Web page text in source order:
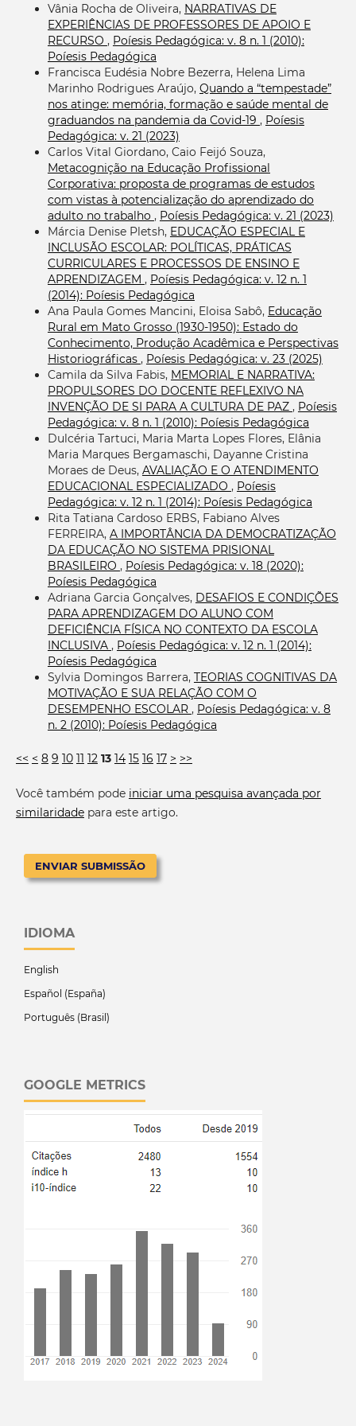
Vânia Rocha de Oliveira, NARRATIVAS DE
EXPERIÊNCIAS DE PROFESSORES DE APOIO E
RECURSO , Poíesis Pedagógica: v. 8 n. 1 (2010):
Poíesis Pedagógica
Francisca Eudésia Nobre Bezerra, Helena Lima
Marinho Rodrigues Araújo, Quando a “tempestade”
nos atinge: memória, formação e saúde mental de
graduandos na pandemia da Covid-19 , Poíesis
Pedagógica: v. 21 (2023)
Carlos Vital Giordano, Caio Feijó Souza,
Metacognição na Educação Profissional
Corporativa: proposta de programas de estudos
com vistas à potencialização do aprendizado do
adulto no trabalho , Poíesis Pedagógica: v. 21 (2023)
Márcia Denise Pletsh, EDUCAÇÃO ESPECIAL E
INCLUSÃO ESCOLAR: POLÍTICAS, PRÁTICAS
CURRICULARES E PROCESSOS DE ENSINO E
APRENDIZAGEM , Poíesis Pedagógica: v. 12 n. 1
(2014): Poíesis Pedagógica
Ana Paula Gomes Mancini, Eloisa Sabô, Educação
Rural em Mato Grosso (1930-1950): Estado do
Conhecimento, Produção Acadêmica e Perspectivas
Historiográficas , Poíesis Pedagógica: v. 23 (2025)
Camila da Silva Fabis, MEMORIAL E NARRATIVA:
PROPULSORES DO DOCENTE REFLEXIVO NA
INVENÇÃO DE SI PARA A CULTURA DE PAZ , Poíesis
Pedagógica: v. 8 n. 1 (2010): Poíesis Pedagógica
Dulcéria Tartuci, Maria Marta Lopes Flores, Elânia
Maria Marques Bergamaschi, Dayanne Cristina
Moraes de Deus, AVALIAÇÃO E O ATENDIMENTO
EDUCACIONAL ESPECIALIZADO , Poíesis
Pedagógica: v. 12 n. 1 (2014): Poíesis Pedagógica
Rita Tatiana Cardoso ERBS, Fabiano Alves
FERREIRA, A IMPORTÂNCIA DA DEMOCRATIZAÇÃO
DA EDUCAÇÃO NO SISTEMA PRISIONAL
BRASILEIRO , Poíesis Pedagógica: v. 18 (2020):
Poíesis Pedagógica
Adriana Garcia Gonçalves, DESAFIOS E CONDIÇÕES
PARA APRENDIZAGEM DO ALUNO COM
DEFICIÊNCIA FÍSICA NO CONTEXTO DA ESCOLA
INCLUSIVA , Poíesis Pedagógica: v. 12 n. 1 (2014):
Poíesis Pedagógica
Sylvia Domingos Barrera, TEORIAS COGNITIVAS DA
MOTIVAÇÃO E SUA RELAÇÃO COM O
DESEMPENHO ESCOLAR , Poíesis Pedagógica: v. 8
n. 2 (2010): Poíesis Pedagógica
<< < 8 9 10 11 12 13 14 15 16 17 > >>
Você também pode iniciar uma pesquisa avançada por
similaridadepara este artigo.
ENVIAR SUBMISSÃO
IDIOMA
English
Español (España)
Português (Brasil)
GOOGLE METRICS